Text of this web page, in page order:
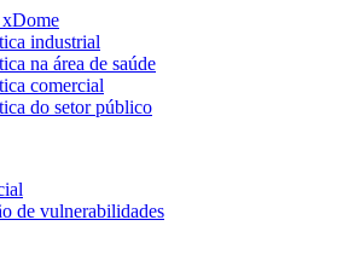
industrial
na área de saúde
comercial
do setor público
de vulnerabilidades